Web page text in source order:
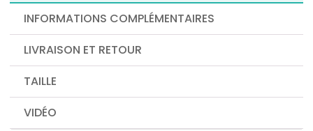
INFORMATIONS COMPLÉMENTAIRES
LIVRAISON ET RETOUR
TAILLE
VIDÉO